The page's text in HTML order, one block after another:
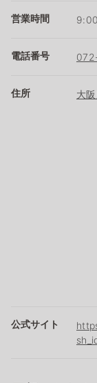
営業時間
電話番号
住所 大
公式サイト